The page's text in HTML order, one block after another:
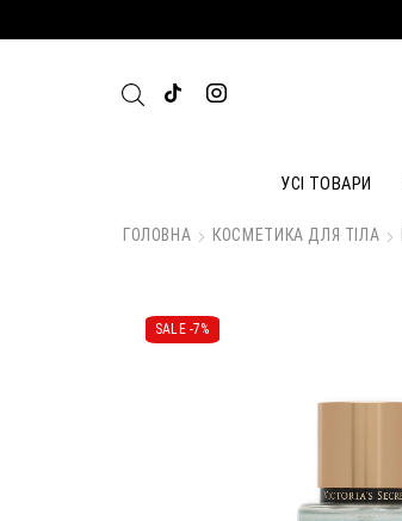
УСІ ТОВАРИ
ГОЛОВНА КОСМЕТИКА ДЛЯ ТІЛА
SALE -7%